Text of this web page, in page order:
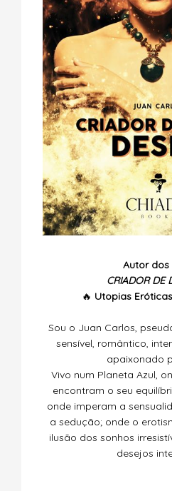
Autor dos
CRIADOR DE
🔥 Utopias
Sou o Juan Carlos,
sensível, romântico,
apaixonado
Vivo num Planeta Azul,
encontram o seu
onde imperam a
a sedução; onde o
ilusão dos sonhos
desejos